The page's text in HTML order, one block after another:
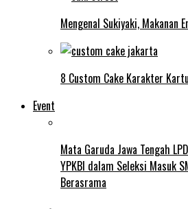
Mengenal Sukiyaki, Makanan
8 Custom Cake Karakter
Event
Mata Garuda Jawa Tengah
YPKBI dalam Seleksi Masuk
Berasrama